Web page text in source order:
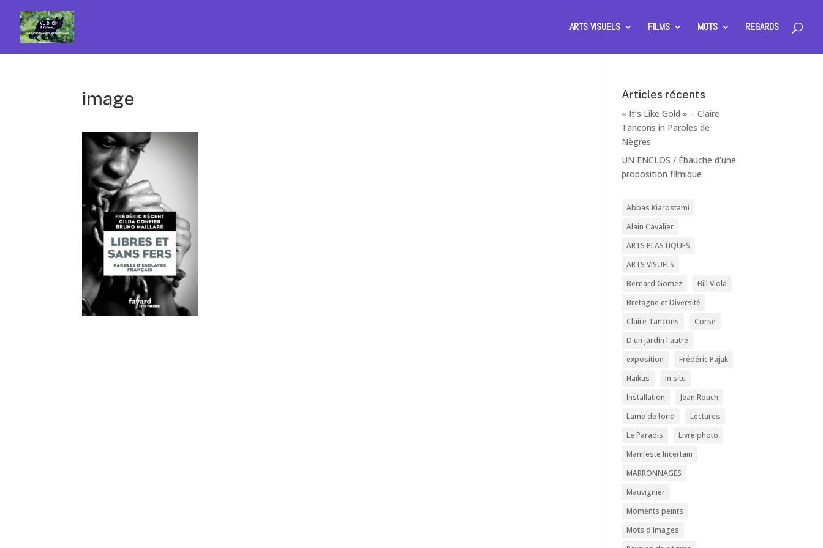
ARTS VISUELS FILMS MOTS REGARDS
image Articles récents
« It’s Like Gold » – Claire
Tancons in Paroles de
Nègres
UN ENCLOS / Ébauche d’une
proposition filmique
Abbas Kiarostami
Alain Cavalier
ARTS PLASTIQUES
ARTS VISUELS
Bernard Gomez
Bill Viola
Bretagne et Diversité
Claire Tancons
Corse
D'un jardin l'autre
exposition
Frédéric Pajak
Haïkus
In situ
Installation
Jean Rouch
Lame de fond
Lectures
Le Paradis
Livre photo
Manifeste Incertain
MARRONNAGES
Mauvignier
Moments peints
Mots d'Images